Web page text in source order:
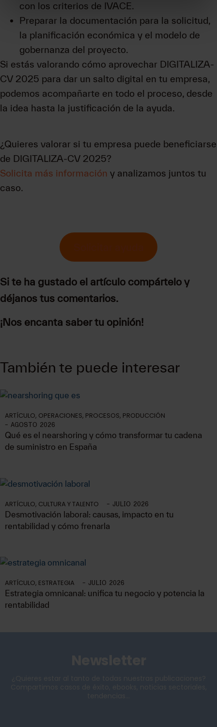
con los criterios de IVACE.
Preparar la documentación para la solicitud,
la planificación económica y el modelo de
gobernanza del proyecto.
Si estás valorando cómo aprovechar DIGITALIZA-
CV 2025 para dar un salto digital en tu empresa,
podemos acompañarte en todo el proceso, desde
la idea hasta la justificación de la ayuda.
¿Quieres valorar si tu empresa puede beneficiarse
de DIGITALIZA-CV 2025?
Solicita más información y analizamos juntos tu
caso.
Si te ha gustado el artículo compártelo y
déjanos tus comentarios.
¡Nos encanta saber tu opinión!
También te puede interesar
ARTÍCULO, OPERACIONES, PROCESOS, PRODUCCIÓN
- AGOSTO 2026
Qué es el nearshoring y cómo transformar tu cadena
de suministro en España
ARTÍCULO, CULTURA Y TALENTO - JULIO 2026
Desmotivación laboral: causas, impacto en tu
rentabilidad y cómo frenarla
ARTÍCULO, ESTRATEGIA - JULIO 2026
Estrategia omnicanal: unifica tu negocio y potencia la
rentabilidad